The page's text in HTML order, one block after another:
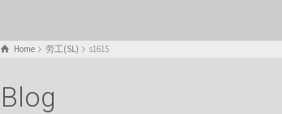
Home 劳工(SL) s1615
Blog